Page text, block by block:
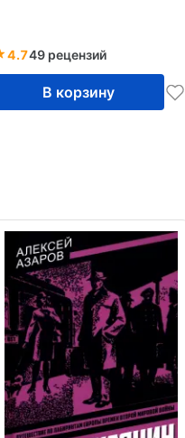
4.749 рецензий
В корзину